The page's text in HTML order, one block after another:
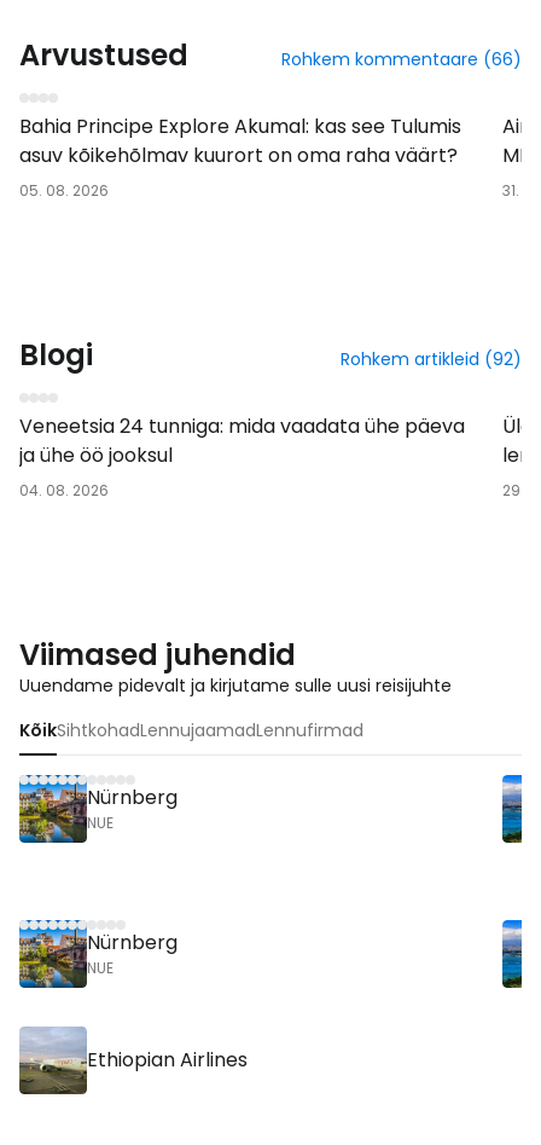
Arvustused Rohkem kommentaare (66)
Bahia Principe Explore Akumal: kas see Tulumis
asuv kõikehõlmav kuurort on oma raha väärt?
05. 08. 2026
Air
31.
Blogi Rohkem artikleid (92)
Veneetsia 24 tunniga: mida vaadata ühe päeva
ja ühe öö jooksul
04. 08. 2026 29.
Viimased juhendid
Uuendame pidevalt ja kirjutame sulle uusi reisijuhte
KõikSihtkohadLennujaamadLennufirmad
Nürnberg
NUE
Nürnberg
NUE
Ethiopian Airlines